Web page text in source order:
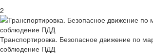
2
Транспортировка. Безопасное движение по
соблюдение ПДД